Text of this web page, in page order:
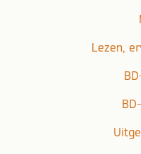
Lezen,